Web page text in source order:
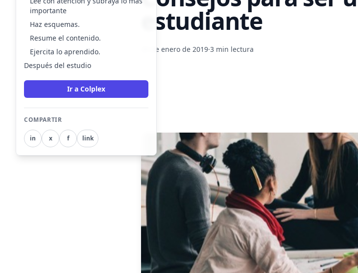
estudiante
24 de enero de 2019·3 min lectura
importante
Haz esquemas.
Resume el contenido.
Ejercita lo aprendido.
Después del estudio
Ir a Colplex
COMPARTIR
in x f link